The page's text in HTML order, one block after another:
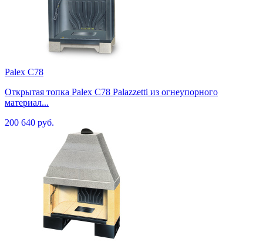
Palex C78
Открытая топка Palex C78 Palazzetti из огнеупорного
материал...
200 640 руб.